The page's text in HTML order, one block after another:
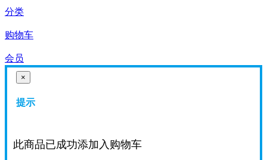
分类
购物车
会员
×
提示
此商品已成功添加入购物车